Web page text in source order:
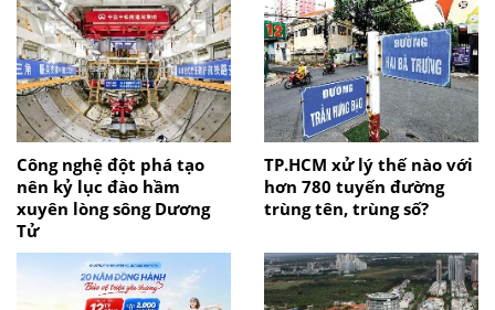
Công nghệ đột phá tạo
nên kỷ lục đào hầm
xuyên lòng sông Dương
Tử
TP.HCM xử lý thế nào với
hơn 780 tuyến đường
trùng tên, trùng số?